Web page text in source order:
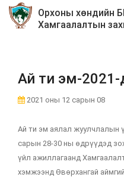
Орхоны хөндийн
Хамгаалалтын
Ай ти эм-2021-
2021 оны 12 сарын 08
Ай ти эм аялал жуулчлалын
сарын 28-30 ны өдрүүдэд
үйл ажиллагаанд
хэмжээнд Өвөрхангай